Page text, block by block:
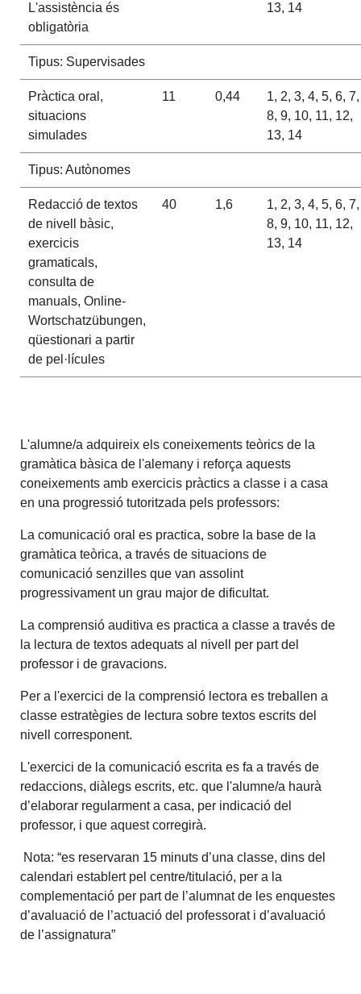
L'assistència és
obligatòria
13, 14
Tipus: Supervisades
Pràctica oral,
situacions
simulades
11 0,44
1, 2, 3, 4, 5, 6, 7,
8, 9, 10, 11, 12,
13, 14
Tipus: Autònomes
Redacció de textos
de nivell bàsic,
exercicis
gramaticals,
consulta de
manuals, Online-
Wortschatzübungen,
qüestionari a partir
de pel·lícules
40 1,6
1, 2, 3, 4, 5, 6, 7,
8, 9, 10, 11, 12,
13, 14
L'alumne/a adquireix els coneixements teòrics de la
gramàtica bàsica de l'alemany i reforça aquests
coneixements amb exercicis pràctics a classe i a casa
en una progressió tutoritzada pels professors:
La comunicació oral es practica, sobre la base de la
gramàtica teòrica, a través de situacions de
comunicació senzilles que van assolint
progressivament un grau major de dificultat.
La comprensió auditiva es practica a classe a través de
la lectura de textos adequats al nivell per part del
professor i de gravacions.
Per a l'exercici de la comprensió lectora es treballen a
classe estratègies de lectura sobre textos escrits del
nivell corresponent.
L'exercici de la comunicació escrita es fa a través de
redaccions, diàlegs escrits, etc. que l'alumne/a haurà
d’elaborar regularment a casa, per indicació del
professor, i que aquest corregirà.
Nota: “es reservaran 15 minuts d’una classe, dins del
calendari establert pel centre/titulació, per a la
complementació per part de l’alumnat de les enquestes
d’avaluació de l’actuació del professorat i d’avaluació
de l’assignatura”